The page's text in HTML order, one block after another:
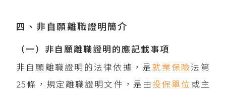
四、非自願離職證明簡介
（一）非自願離職證明的應記載事項
非自願離職證明的法律依據，是就業保險法第
25條，規定離職證明文件，是由投保單位 或主